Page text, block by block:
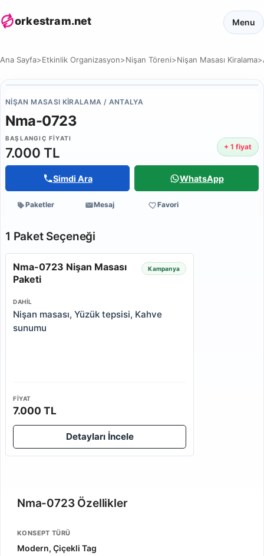
orkestram.net Menu
Ana Sayfa>Etkinlik Organizasyon>Nişan Töreni>Nişan Masası Kiralama>
NIŞAN MASASI KIRALAMA / ANTALYA
Nma-0723
BAŞLANGIÇ FIYATI
7.000 TL + 1 fiyat
Simdi Ara WhatsApp
Paketler Mesaj Favori
1 Paket Seçeneği
Nma-0723 Nişan Masası
Paketi
Kampanya
DAHIL
Nişan masası, Yüzük tepsisi, Kahve
sunumu
FIYAT
7.000 TL
Detayları İncele
Nma-0723 Özellikler
KONSEPT TÜRÜ
Modern, Çiçekli Tag